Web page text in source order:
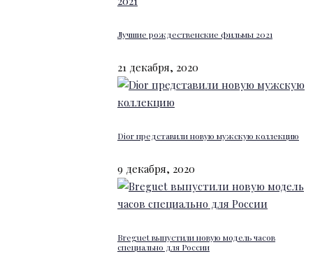
Лучшие рождественские фильмы 2021
21 декабря, 2020
Dior представили новую мужскую коллекцию
9 декабря, 2020
Breguet выпустили новую модель часов
специально для России